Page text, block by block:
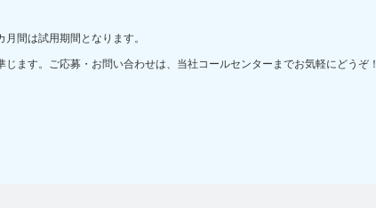
間は試用期間となります。
ます。ご応募・お問い合わせは、当社コールセンターまでお気軽にどうぞ！